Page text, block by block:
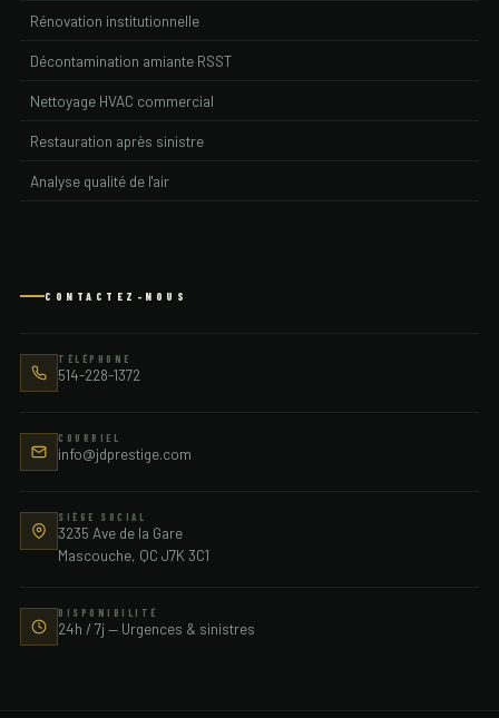
Barkmere
Barraute
Batiscan
Bearn
Beauceville
Beaulac Garthby
Beaumont
Becancour
Rénovation institutionnelle
Décontamination amiante RSST
Nettoyage HVAC commercial
Restauration après sinistre
Analyse qualité de l'air
CONTACTEZ-NOUS
TÉLÉPHONE
514-228-1372
COURRIEL
info@jdprestige.com
SIÈGE SOCIAL
3235 Ave de la Gare
Mascouche, QC J7K 3C1
DISPONIBILITÉ
24h / 7j — Urgences & sinistres